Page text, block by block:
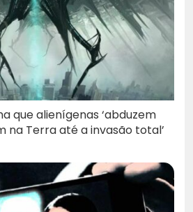
que alienígenas ‘abduzem
na Terra até a invasão total’